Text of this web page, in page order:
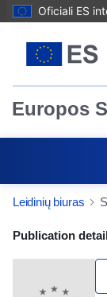
Oficiali ES
Europos
Leidinių biuras
Publication